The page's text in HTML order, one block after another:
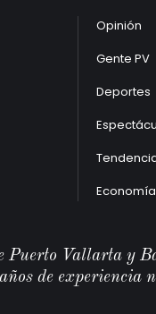
Opinión
Gente PV
Deportes
Economía
Puerto Vallarta y
de experiencia